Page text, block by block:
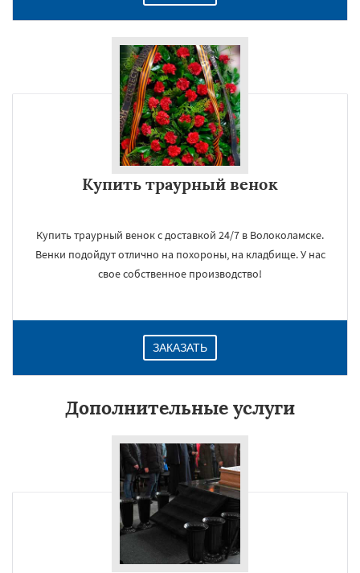
Купить траурный венок
Купить траурный венок с доставкой 24/7 в Волоколамске.
Венки подойдут отлично на похороны, на кладбище. У нас
свое собственное производство!
ЗАКАЗАТЬ
Дополнительные услуги